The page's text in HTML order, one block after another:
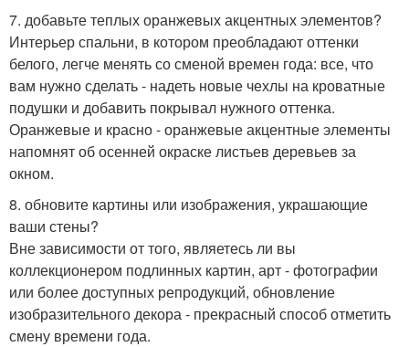
7. добавьте теплых оранжевых акцентных элементов?
Интерьер спальни, в котором преобладают оттенки
белого, легче менять со сменой времен года: все, что
вам нужно сделать - надеть новые чехлы на кроватные
подушки и добавить покрывал нужного оттенка.
Оранжевые и красно - оранжевые акцентные элементы
напомнят об осенней окраске листьев деревьев за
окном.
8. обновите картины или изображения, украшающие
ваши стены?
Вне зависимости от того, являетесь ли вы
коллекционером подлинных картин, арт - фотографии
или более доступных репродукций, обновление
изобразительного декора - прекрасный способ отметить
смену времени года.